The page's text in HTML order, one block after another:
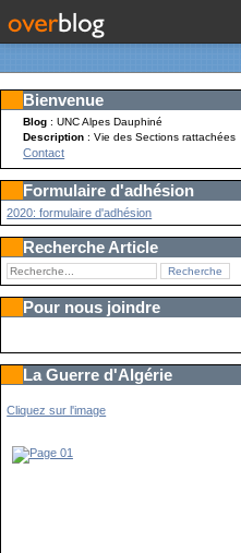
Bienvenue
Blog : UNC Alpes Dauphiné
Description: Vie des Sections rattachées
Contact
Formulaire d'adhésion
2020: formulaire d'adhésion
Recherche Article
Pour nous joindre
La Guerre d'Algérie
Cliquez sur l'image